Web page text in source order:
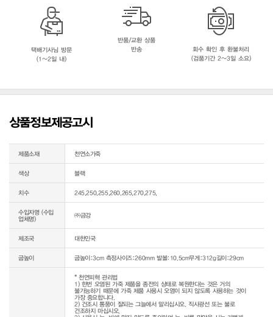
택배기사님 방문
(1~2일 내)
반품/교환 상품
반송
회수 확인 후 환불처리
(검품기간 2~3일 소요)
상품정보제공고시
제품소재 천연소가죽
색상 블랙
치수 245,250,255,260,265,270,275,
수입자명 (수입
업체명)
㈜금강
제조국 대한민국
굽높이 굽높이:3cm 측정사이즈:260mm 발볼:10.5cm무게:312g길이:29cm
* 천연피혁 관리법
1) 한번 오염된 가죽 제품을 종전의 상태로 복원한다는 것은 거의
불가능하기 때문에 가죽 제품 사용시 오염이 되지 않도록 사용하는 것이
가장 중요합니다.
2) 건조시 통풍이 잘되는 그늘에서 말리십시오. 직사광선 또는 불로
건조하지 마십시오.